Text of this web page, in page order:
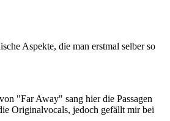
Aspekte, die man erstmal selber so
"Far Away" sang hier die Passagen
Originalvocals, jedoch gefällt mir bei